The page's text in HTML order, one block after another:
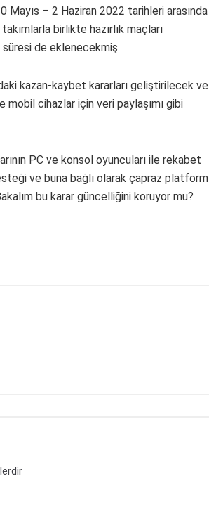
Mayıs – 2 Haziran 2022 tarihleri arasında
birlikte hazırlık maçları
de eklenecekmiş.
kazan-kaybet kararları geliştirilecek ve
mobil cihazlar için veri paylaşımı gibi
PC ve konsol oyuncuları ile rekabet
ve buna bağlı olarak çapraz platform
bu karar güncelliğini koruyor mu?